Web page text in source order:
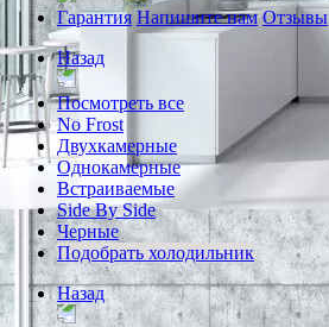
Гарантия Напишите нам Отзывы
Назад
Посмотреть все
No Frost
Двухкамерные
Однокамерные
Встраиваемые
Side By Side
Черные
Подобрать холодильник
Назад